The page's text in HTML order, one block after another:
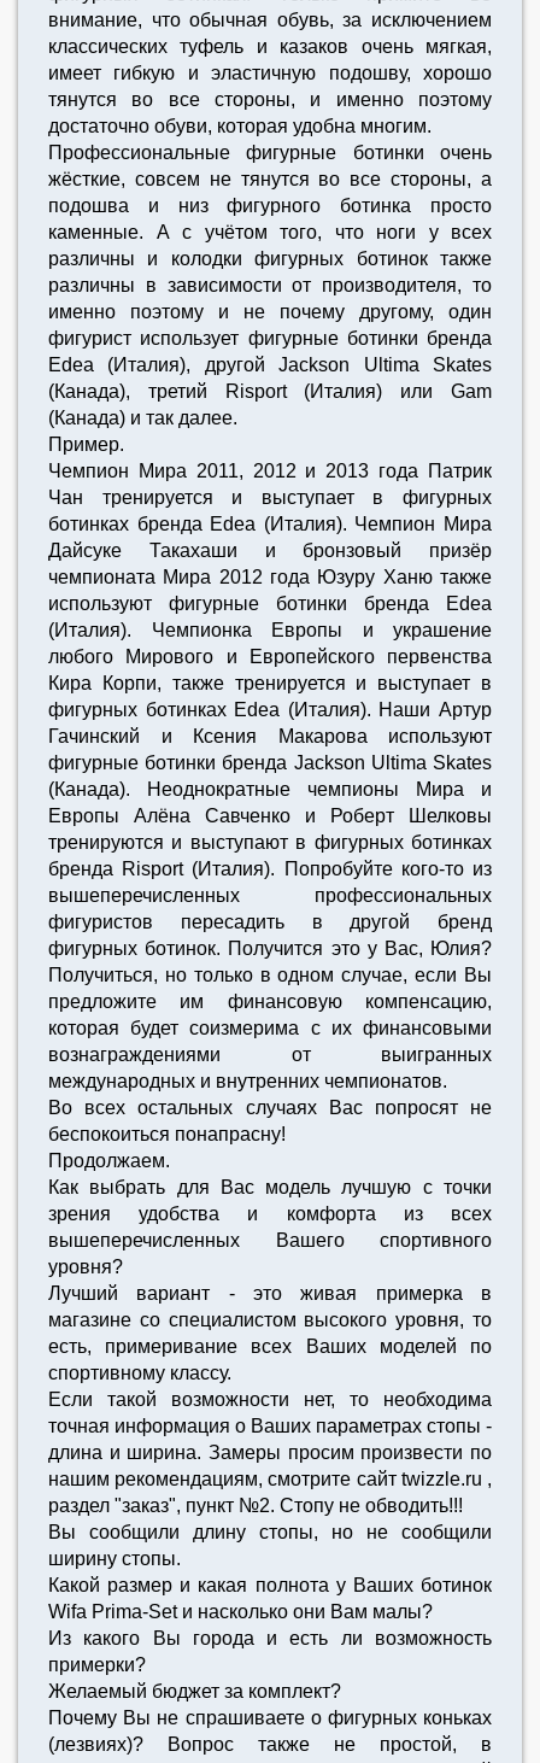
внимание, что обычная обувь, за исключением
классических туфель и казаков очень мягкая,
имеет гибкую и эластичную подошву, хорошо
тянутся во все стороны, и именно поэтому
достаточно обуви, которая удобна многим.
Профессиональные фигурные ботинки очень
жёсткие, совсем не тянутся во все стороны, а
подошва и низ фигурного ботинка просто
каменные. А с учётом того, что ноги у всех
различны и колодки фигурных ботинок также
различны в зависимости от производителя, то
именно поэтому и не почему другому, один
фигурист использует фигурные ботинки бренда
Edea (Италия), другой Jackson Ultima Skates
(Канада), третий Risport (Италия) или Gam
(Канада) и так далее.
Пример.
Чемпион Мира 2011, 2012 и 2013 года Патрик
Чан тренируется и выступает в фигурных
ботинках бренда Edea (Италия). Чемпион Мира
Дайсуке Такахаши и бронзовый призёр
чемпионата Мира 2012 года Юзуру Ханю также
используют фигурные ботинки бренда Edea
(Италия). Чемпионка Европы и украшение
любого Мирового и Европейского первенства
Кира Корпи, также тренируется и выступает в
фигурных ботинках Edea (Италия). Наши Артур
Гачинский и Ксения Макарова используют
фигурные ботинки бренда Jackson Ultima Skates
(Канада). Неоднократные чемпионы Мира и
Европы Алёна Савченко и Роберт Шелковы
тренируются и выступают в фигурных ботинках
бренда Risport (Италия). Попробуйте кого-то из
вышеперечисленных профессиональных
фигуристов пересадить в другой бренд
фигурных ботинок. Получится это у Вас, Юлия?
Получиться, но только в одном случае, если Вы
предложите им финансовую компенсацию,
которая будет соизмерима с их финансовыми
вознаграждениями от выигранных
международных и внутренних чемпионатов.
Во всех остальных случаях Вас попросят не
беспокоиться понапрасну!
Продолжаем.
Как выбрать для Вас модель лучшую с точки
зрения удобства и комфорта из всех
вышеперечисленных Вашего спортивного
уровня?
Лучший вариант - это живая примерка в
магазине со специалистом высокого уровня, то
есть, примеривание всех Ваших моделей по
спортивному классу.
Если такой возможности нет, то необходима
точная информация о Ваших параметрах стопы -
длина и ширина. Замеры просим произвести по
нашим рекомендациям, смотрите сайт twizzle.ru ,
раздел "заказ", пункт №2. Стопу не обводить!!!
Вы сообщили длину стопы, но не сообщили
ширину стопы.
Какой размер и какая полнота у Ваших ботинок
Wifa Prima-Set и насколько они Вам малы?
Из какого Вы города и есть ли возможность
примерки?
Желаемый бюджет за комплект?
Почему Вы не спрашиваете о фигурных коньках
(лезвиях)? Вопрос также не простой, в